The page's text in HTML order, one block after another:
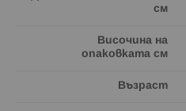
см
Височина на
опаковката см
Възраст